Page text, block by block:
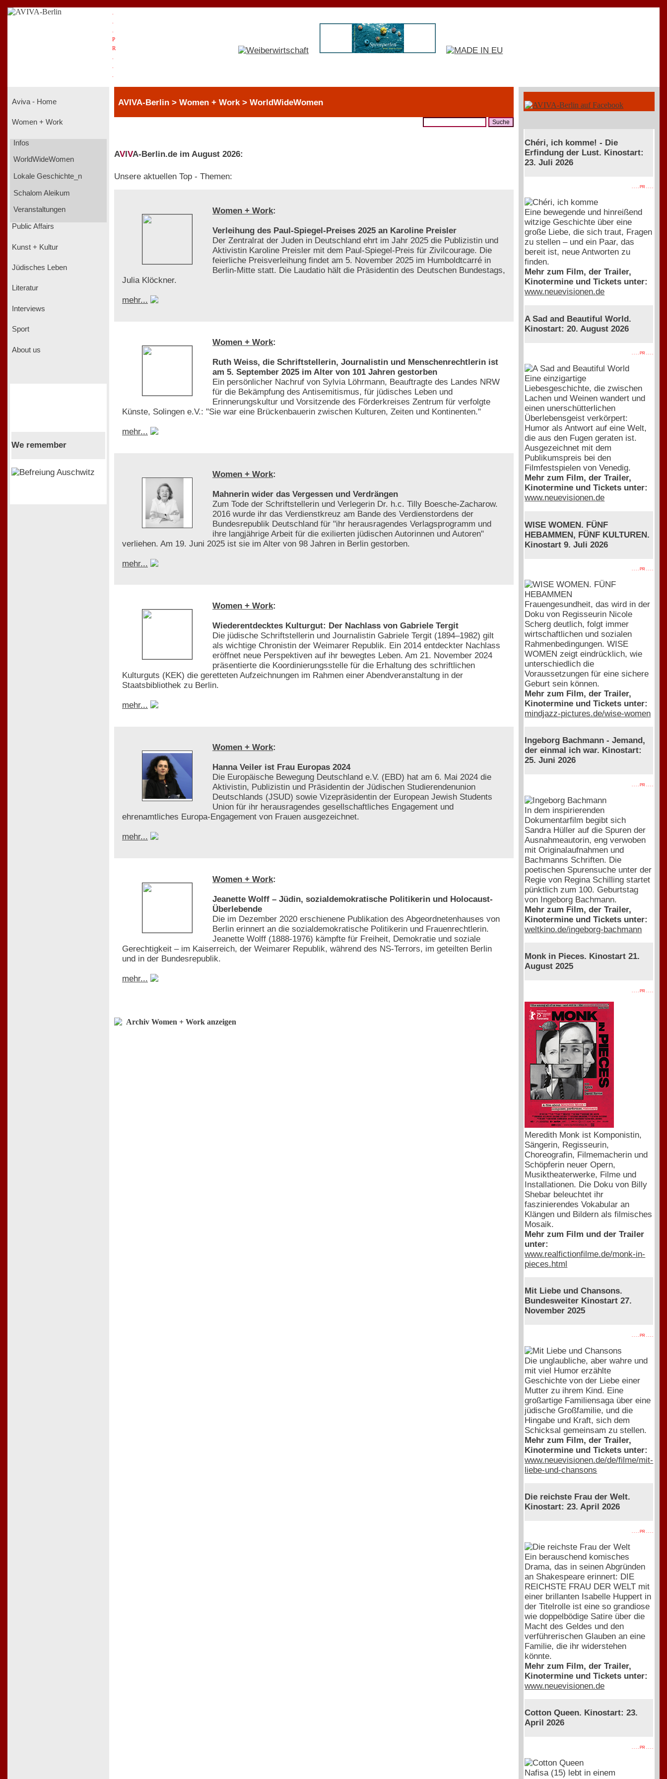
P
R
Aviva - Home
Women + Work
Infos
WorldWideWomen
Lokale Geschichte_n
Schalom Aleikum
Veranstaltungen
Public Affairs
Kunst + Kultur
Jüdisches Leben
Literatur
Interviews
Sport
About us
We remember
AVIVA-Berlin > Women + Work > WorldWideWomen
AVIVA-Berlin.de im August 2026:
Unsere aktuellen Top - Themen:
Women + Work:
Verleihung des Paul-Spiegel-Preises 2025 an Karoline Preisler
Der Zentralrat der Juden in Deutschland ehrt im Jahr 2025 die Publizistin und
Aktivistin Karoline Preisler mit dem Paul-Spiegel-Preis für Zivilcourage. Die
feierliche Preisverleihung findet am 5. November 2025 im Humboldtcarré in
Berlin-Mitte statt. Die Laudatio hält die Präsidentin des Deutschen Bundestags,
Julia Klöckner.
mehr...
Women + Work:
Ruth Weiss, die Schriftstellerin, Journalistin und Menschenrechtlerin ist
am 5. September 2025 im Alter von 101 Jahren gestorben
Ein persönlicher Nachruf von Sylvia Löhrmann, Beauftragte des Landes NRW
für die Bekämpfung des Antisemitismus, für jüdisches Leben und
Erinnerungskultur und Vorsitzende des Förderkreises Zentrum für verfolgte
Künste, Solingen e.V.: "Sie war eine Brückenbauerin zwischen Kulturen, Zeiten und Kontinenten."
mehr...
Women + Work:
Mahnerin wider das Vergessen und Verdrängen
Zum Tode der Schriftstellerin und Verlegerin Dr. h.c. Tilly Boesche-Zacharow.
2016 wurde ihr das Verdienstkreuz am Bande des Verdienstordens der
Bundesrepublik Deutschland für "ihr herausragendes Verlagsprogramm und
ihre langjährige Arbeit für die exilierten jüdischen Autorinnen und Autoren"
verliehen. Am 19. Juni 2025 ist sie im Alter von 98 Jahren in Berlin gestorben.
mehr...
Women + Work:
Wiederentdecktes Kulturgut: Der Nachlass von Gabriele Tergit
Die jüdische Schriftstellerin und Journalistin Gabriele Tergit (1894–1982) gilt
als wichtige Chronistin der Weimarer Republik. Ein 2014 entdeckter Nachlass
eröffnet neue Perspektiven auf ihr bewegtes Leben. Am 21. November 2024
präsentierte die Koordinierungsstelle für die Erhaltung des schriftlichen
Kulturguts (KEK) die geretteten Aufzeichnungen im Rahmen einer Abendveranstaltung in der
Staatsbibliothek zu Berlin.
mehr...
Women + Work:
Hanna Veiler ist Frau Europas 2024
Die Europäische Bewegung Deutschland e.V. (EBD) hat am 6. Mai 2024 die
Aktivistin, Publizistin und Präsidentin der Jüdischen Studierendenunion
Deutschlands (JSUD) sowie Vizepräsidentin der European Jewish Students
Union für ihr herausragendes gesellschaftliches Engagement und
ehrenamtliches Europa-Engagement von Frauen ausgezeichnet.
mehr...
Women + Work:
Jeanette Wolff – Jüdin, sozialdemokratische Politikerin und Holocaust-
Überlebende
Die im Dezember 2020 erschienene Publikation des Abgeordnetenhauses von
Berlin erinnert an die sozialdemokratische Politikerin und Frauenrechtlerin.
Jeanette Wolff (1888-1976) kämpfte für Freiheit, Demokratie und soziale
Gerechtigkeit – im Kaiserreich, der Weimarer Republik, während des NS-Terrors, im geteilten Berlin
und in der Bundesrepublik.
mehr...
Archiv Women + Work anzeigen
Chéri, ich komme! - Die
Erfindung der Lust. Kinostart:
23. Juli 2026
. . . . PR . . . .
Eine bewegende und hinreißend
witzige Geschichte über eine
große Liebe, die sich traut, Fragen
zu stellen – und ein Paar, das
bereit ist, neue Antworten zu
finden.
Mehr zum Film, der Trailer,
Kinotermine und Tickets unter:
www.neuevisionen.de
A Sad and Beautiful World.
Kinostart: 20. August 2026
. . . . PR . . . .
Eine einzigartige
Liebesgeschichte, die zwischen
Lachen und Weinen wandert und
einen unerschütterlichen
Überlebensgeist verkörpert:
Humor als Antwort auf eine Welt,
die aus den Fugen geraten ist.
Ausgezeichnet mit dem
Publikumspreis bei den
Filmfestspielen von Venedig.
Mehr zum Film, der Trailer,
Kinotermine und Tickets unter:
www.neuevisionen.de
WISE WOMEN. FÜNF
HEBAMMEN, FÜNF KULTUREN.
Kinostart 9. Juli 2026
. . . . PR . . . .
Frauengesundheit, das wird in der
Doku von Regisseurin Nicole
Scherg deutlich, folgt immer
wirtschaftlichen und sozialen
Rahmenbedingungen. WISE
WOMEN zeigt eindrücklich, wie
unterschiedlich die
Voraussetzungen für eine sichere
Geburt sein können.
Mehr zum Film, der Trailer,
Kinotermine und Tickets unter:
mindjazz-pictures.de/wise-women
Ingeborg Bachmann - Jemand,
der einmal ich war. Kinostart:
25. Juni 2026
. . . . PR . . . .
In dem inspirierenden
Dokumentarfilm begibt sich
Sandra Hüller auf die Spuren der
Ausnahmeautorin, eng verwoben
mit Originalaufnahmen und
Bachmanns Schriften. Die
poetischen Spurensuche unter der
Regie von Regina Schilling startet
pünktlich zum 100. Geburtstag
von Ingeborg Bachmann.
Mehr zum Film, der Trailer,
Kinotermine und Tickets unter:
weltkino.de/ingeborg-bachmann
Monk in Pieces. Kinostart 21.
August 2025
. . . . PR . . . .
Meredith Monk ist Komponistin,
Sängerin, Regisseurin,
Choreografin, Filmemacherin und
Schöpferin neuer Opern,
Musiktheaterwerke, Filme und
Installationen. Die Doku von Billy
Shebar beleuchtet ihr
faszinierendes Vokabular an
Klängen und Bildern als filmisches
Mosaik.
Mehr zum Film und der Trailer
unter:
www.realfictionfilme.de/monk-in-
pieces.html
Mit Liebe und Chansons.
Bundesweiter Kinostart 27.
November 2025
. . . . PR . . . .
Die unglaubliche, aber wahre und
mit viel Humor erzählte
Geschichte von der Liebe einer
Mutter zu ihrem Kind. Eine
großartige Familiensaga über eine
jüdische Großfamilie, und die
Hingabe und Kraft, sich dem
Schicksal gemeinsam zu stellen.
Mehr zum Film, der Trailer,
Kinotermine und Tickets unter:
www.neuevisionen.de/de/filme/mit-
liebe-und-chansons
Die reichste Frau der Welt.
Kinostart: 23. April 2026
. . . . PR . . . .
Ein berauschend komisches
Drama, das in seinen Abgründen
an Shakespeare erinnert: DIE
REICHSTE FRAU DER WELT mit
einer brillanten Isabelle Huppert in
der Titelrolle ist eine so grandiose
wie doppelbödige Satire über die
Macht des Geldes und den
verführerischen Glauben an eine
Familie, die ihr widerstehen
könnte.
Mehr zum Film, der Trailer,
Kinotermine und Tickets unter:
www.neuevisionen.de
Cotton Queen. Kinostart: 23.
April 2026
. . . . PR . . . .
Nafisa (15) lebt in einem